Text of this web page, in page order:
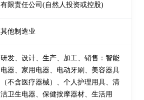
有限责任公司(自然人投资或控股)
其他制造业
研发、设计、生产、加工、销售：智能
电器、家用电器、电动牙刷、美容器具
（不含医疗器械）、个人护理用具、清
洁卫生电器、保健按摩器材、生活用